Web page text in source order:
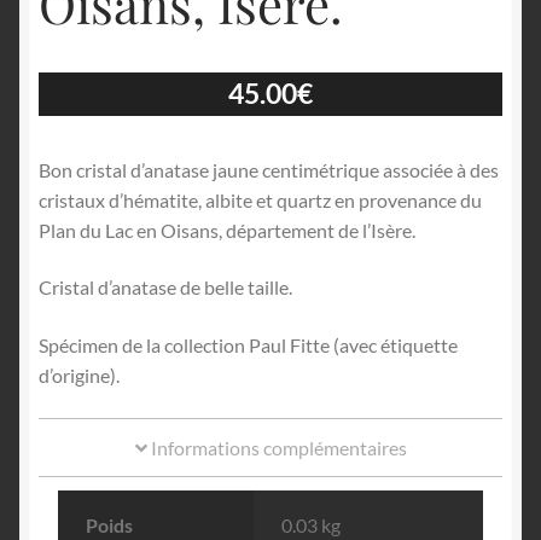
45.00€
Bon cristal d’anatase jaune centimétrique associée à des
cristaux d’hématite, albite et quartz en provenance du
Plan du Lac en Oisans, département de l’Isère.
Cristal d’anatase de belle taille.
Spécimen de la collection Paul Fitte (avec étiquette
d’origine).
Informations complémentaires
Poids 0.03 kg